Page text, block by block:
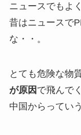
ニュースでもよ
昔はニュースで
な・・。
とても危険な物
が原因 で飛んで
中国からってい